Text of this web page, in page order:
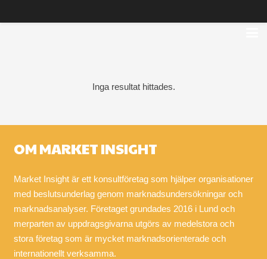
Inga resultat hittades.
OM MARKET INSIGHT
Market Insight är ett konsultföretag som hjälper organisationer
med beslutsunderlag genom marknadsundersökningar och
marknadsanalyser. Företaget grundades 2016 i Lund och
merparten av uppdragsgivarna utgörs av medelstora och
stora företag som är mycket marknadsorienterade och
internationellt verksamma.